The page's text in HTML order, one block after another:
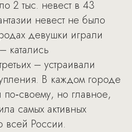
2 тыс. невест в 43
невест не было
девушки играли
катались
– устраивали
В каждом городе
но главное,
самых активных
всей России.